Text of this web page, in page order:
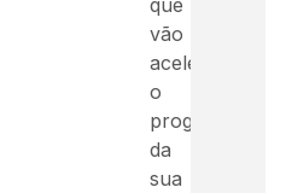
que
vão
acelerar
o
progresso
da
sua